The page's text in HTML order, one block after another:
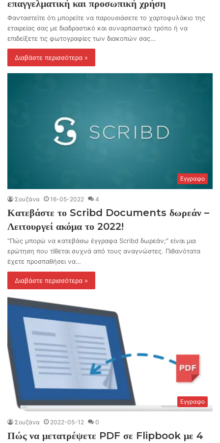
επαγγελματική και προσωπική χρήση
Φανταστείτε ότι μπορείτε να παρουσιάσετε το χαρτοφυλάκιο της
εταιρείας σας με διαδραστικό και συναρπαστικό τρόπο ή να
επιδείξετε τις φωτογραφίες των διακοπών σας…
Διαβάστε περισσότερα »
Εγγραφο
Σουζάνα 16-05-2022 4
Κατεβάστε το Scribd Documents δωρεάν –
Λειτουργεί ακόμα το 2022!
"Πώς μπορώ να κατεβάσω έγγραφα Scribd δωρεάν;" είναι μια
ερώτηση που τίθεται συχνά από τους αναγνώστες. Πιθανότατα
έχετε προσπαθήσει να…
Διαβάστε περισσότερα »
Εγγραφο
Σουζάνα 2022-05-12 0
Πώς να μετατρέψετε PDF σε Flipbook με 4